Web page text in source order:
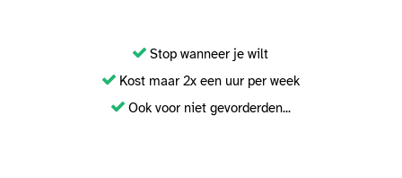
Stop wanneer je wilt
Kost maar 2x een uur per week
Ook voor niet gevorderden...